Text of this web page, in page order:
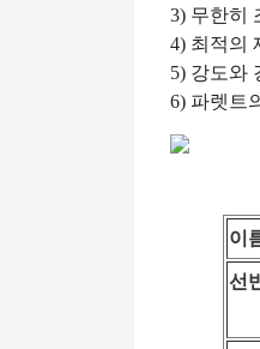
3) 무한히
4) 최적의
5) 강도와
6) 파렛트
이
선